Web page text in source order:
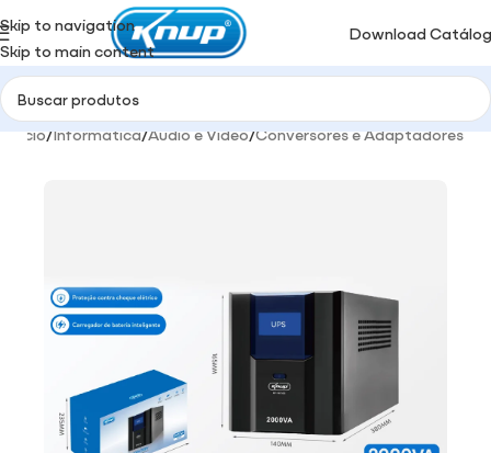
Skip to navigation
Skip to main content
Download
Início/Informática/Audio e Video/Conversores e Adaptadores